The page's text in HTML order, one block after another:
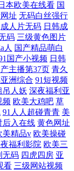
本欧美在线看 国
址 无码白丝强行
成人片无码 日韩成
码 三级黄色图片
人 国产精品萌白
国产小视频 日韩
主播第37页 青久
洲综合 91短视频
吊人妖 深夜福利亚
频 欧美大鸡吧 草
91人人超碰青青 美
后入在线 黄色网址
美精品v 欧美操碰
福利影院 欧美三
无码 四虎四房 亚
看 三级网站视频